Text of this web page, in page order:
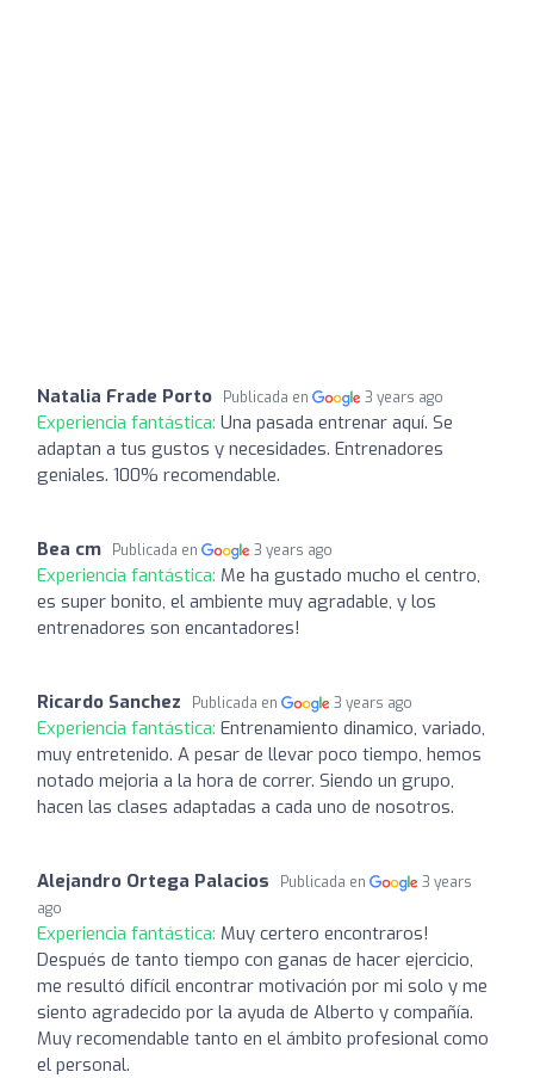
Natalia Frade Porto Publicada en 3 years ago
Experiencia fantástica: Una pasada entrenar aquí. Se
adaptan a tus gustos y necesidades. Entrenadores
geniales. 100% recomendable.
Bea cm Publicada en 3 years ago
Experiencia fantástica: Me ha gustado mucho el centro,
es super bonito, el ambiente muy agradable, y los
entrenadores son encantadores!
Ricardo Sanchez Publicada en 3 years ago
Experiencia fantástica: Entrenamiento dinamico, variado,
muy entretenido. A pesar de llevar poco tiempo, hemos
notado mejoria a la hora de correr. Siendo un grupo,
hacen las clases adaptadas a cada uno de nosotros.
Alejandro Ortega Palacios Publicada en
3 years
ago
Experiencia fantástica: Muy certero encontraros!
Después de tanto tiempo con ganas de hacer ejercicio,
me resultó difícil encontrar motivación por mi solo y me
siento agradecido por la ayuda de Alberto y compañía.
Muy recomendable tanto en el ámbito profesional como
el personal.